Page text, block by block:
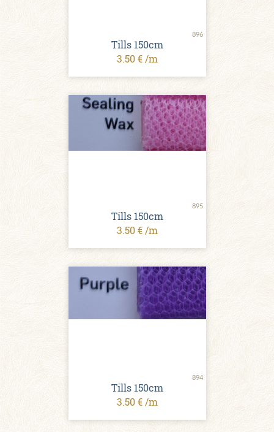
896
Tills 150cm
3.50 € /m
895
Tills 150cm
3.50 € /m
894
Tills 150cm
3.50 € /m